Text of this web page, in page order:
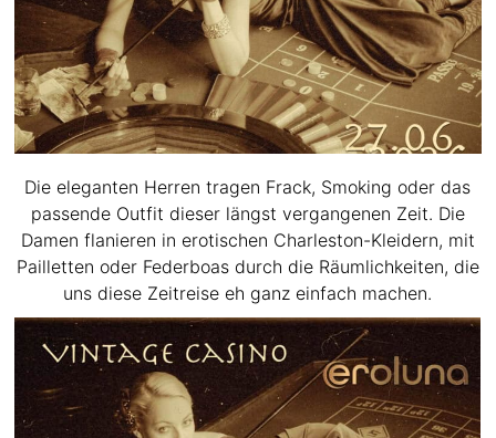
Die eleganten Herren tragen Frack, Smoking oder das
passende Outfit dieser längst vergangenen Zeit. Die
Damen flanieren in erotischen Charleston-Kleidern, mit
Pailletten oder Federboas durch die Räumlichkeiten, die
uns diese Zeitreise eh ganz einfach machen.